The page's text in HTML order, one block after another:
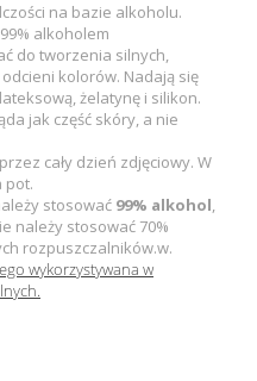
na bazie alkoholu.
alkoholem
do tworzenia silnych,
kolorów. Nadają się
żelatynę i silikon.
jak część skóry, a nie
cały dzień zdjęciowy. W
pot.
stosować 99% alkohol,
należy stosować 70%
rozpuszczalników.w.
wykorzystywana w